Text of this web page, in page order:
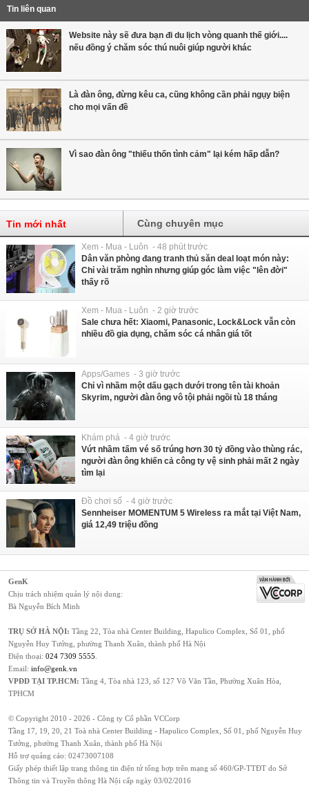
Tin liên quan
Website này sẽ đưa bạn đi du lịch vòng quanh thế giới....
nếu đồng ý chăm sóc thú nuôi giúp người khác
Là đàn ông, đừng kêu ca, cũng không cần phải ngụy biện
cho mọi vấn đề
Vì sao đàn ông "thiếu thốn tình cảm" lại kém hấp dẫn?
Tin mới nhất Cùng chuyên mục
Xem - Mua - Luôn - 48 phút trước
Dân văn phòng đang tranh thủ săn deal loạt món này:
Chỉ vài trăm nghìn nhưng giúp góc làm việc "lên đời"
thấy rõ
Xem - Mua - Luôn - 2 giờ trước
Sale chưa hết: Xiaomi, Panasonic, Lock&Lock vẫn còn
nhiều đồ gia dụng, chăm sóc cá nhân giá tốt
Apps/Games - 3 giờ trước
Chỉ vì nhầm một dấu gạch dưới trong tên tài khoản
Skyrim, người đàn ông vô tội phải ngồi tù 18 tháng
Khám phá - 4 giờ trước
Vứt nhầm tấm vé số trúng hơn 30 tỷ đồng vào thùng rác,
người đàn ông khiến cả công ty vệ sinh phải mất 2 ngày
tìm lại
Đồ chơi số - 4 giờ trước
Sennheiser MOMENTUM 5 Wireless ra mắt tại Việt Nam,
giá 12,49 triệu đồng
GenK
Chịu trách nhiệm quản lý nội dung:
Bà Nguyễn Bích Minh
TRỤ SỞ HÀ NỘI: Tầng 22, Tòa nhà Center Building, Hapulico Complex, Số 01, phố
Nguyễn Huy Tưởng, phường Thanh Xuân, thành phố Hà Nội
Điện thoại: 024 7309 5555
Email: info@genk.vn
VPĐD TẠI TP.HCM: Tầng 4, Tòa nhà 123, số 127 Võ Văn Tần, Phường Xuân Hòa,
TPHCM
© Copyright 2010 - 2026 - Công ty Cổ phần VCCorp
Tầng 17, 19, 20, 21 Toà nhà Center Building - Hapulico Complex, Số 01, phố Nguyễn Huy
Tưởng, phường Thanh Xuân, thành phố Hà Nội
Hỗ trợ quảng cáo: 02473007108
Giấy phép thiết lập trang thông tin điện tử tổng hợp trên mạng số 460/GP-TTĐT do Sở
Thông tin và Truyền thông Hà Nội cấp ngày 03/02/2016